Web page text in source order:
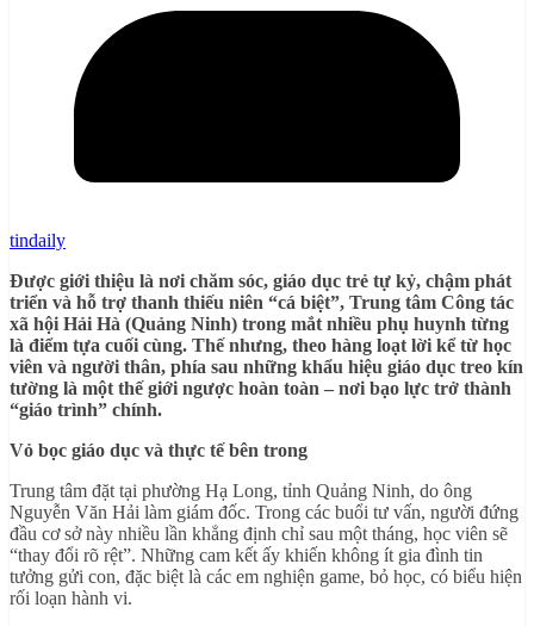
tindaily
Được giới thiệu là nơi chăm sóc, giáo dục trẻ tự kỷ, chậm phát
triển và hỗ trợ thanh thiếu niên “cá biệt”, Trung tâm Công tác
xã hội Hải Hà (Quảng Ninh) trong mắt nhiều phụ huynh từng
là điểm tựa cuối cùng. Thế nhưng, theo hàng loạt lời kể từ học
viên và người thân, phía sau những khẩu hiệu giáo dục treo kín
tường là một thế giới ngược hoàn toàn – nơi bạo lực trở thành
“giáo trình” chính.
Vỏ bọc giáo dục và thực tế bên trong
Trung tâm đặt tại phường Hạ Long, tỉnh Quảng Ninh, do ông
Nguyễn Văn Hải làm giám đốc. Trong các buổi tư vấn, người đứng
đầu cơ sở này nhiều lần khẳng định chỉ sau một tháng, học viên sẽ
“thay đổi rõ rệt”. Những cam kết ấy khiến không ít gia đình tin
tưởng gửi con, đặc biệt là các em nghiện game, bỏ học, có biểu hiện
rối loạn hành vi.